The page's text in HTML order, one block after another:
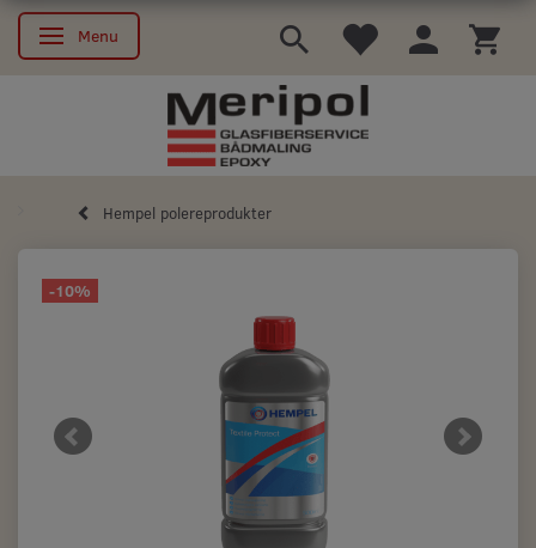
Skifte navigation
Menu
Hempel polereprodukter
-10%